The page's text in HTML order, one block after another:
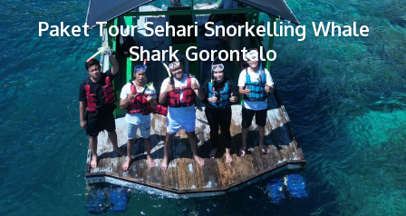
Paket Tour Sehari Snorkelling Whale
Shark Gorontalo